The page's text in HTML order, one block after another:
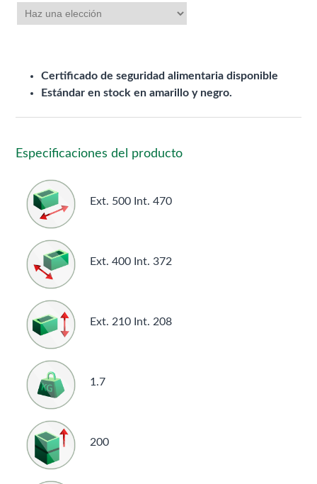
Certificado de seguridad alimentaria disponible
Estándar en stock en amarillo y negro.
Especificaciones del producto
Ext. 500 Int. 470
Ext. 400 Int. 372
Ext. 210 Int. 208
1.7
200